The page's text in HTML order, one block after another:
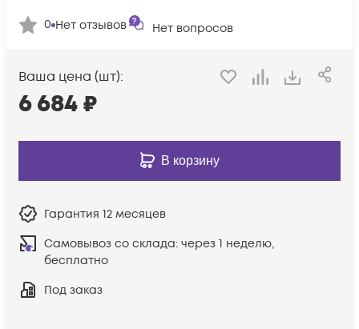
0 Нет отзывов Нет вопросов
Ваша цена (шт):
6 684₽
В корзину
Гарантия 12 месяцев
Самовывоз со склада: через 1 неделю,
бесплатно
Под заказ